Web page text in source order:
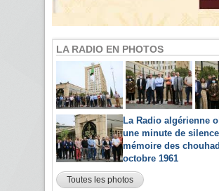
LA RADIO EN PHOTOS
La Radio algérienne
une minute de
mémoire des
octobre 1961
Toutes les photos